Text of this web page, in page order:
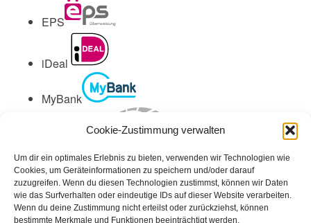
Cookie-Zustimmung verwalten
Um dir ein optimales Erlebnis zu bieten, verwenden wir Technologien wie
Cookies, um Geräteinformationen zu speichern und/oder darauf
zuzugreifen. Wenn du diesen Technologien zustimmst, können wir Daten
wie das Surfverhalten oder eindeutige IDs auf dieser Website verarbeiten.
Wenn du deine Zustimmung nicht erteilst oder zurückziehst, können
bestimmte Merkmale und Funktionen beeinträchtigt werden.
EPS
iDeal
MyBank
Przelewy24
Trustly
Multibanco